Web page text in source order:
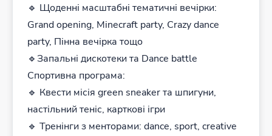
🔹 Щоденні масштабні тематичні вечірки:
Grand opening, Minecraft party, Crazy dance
party, Пінна вечірка тощо
🔹Запальні дискотеки та Dance battle
Спортивна програма:
🔹 Квести місія green sneaker та шпигуни,
настільний теніс, карткові ігри
🔹 Тренінги з менторами: dance, sport, creative